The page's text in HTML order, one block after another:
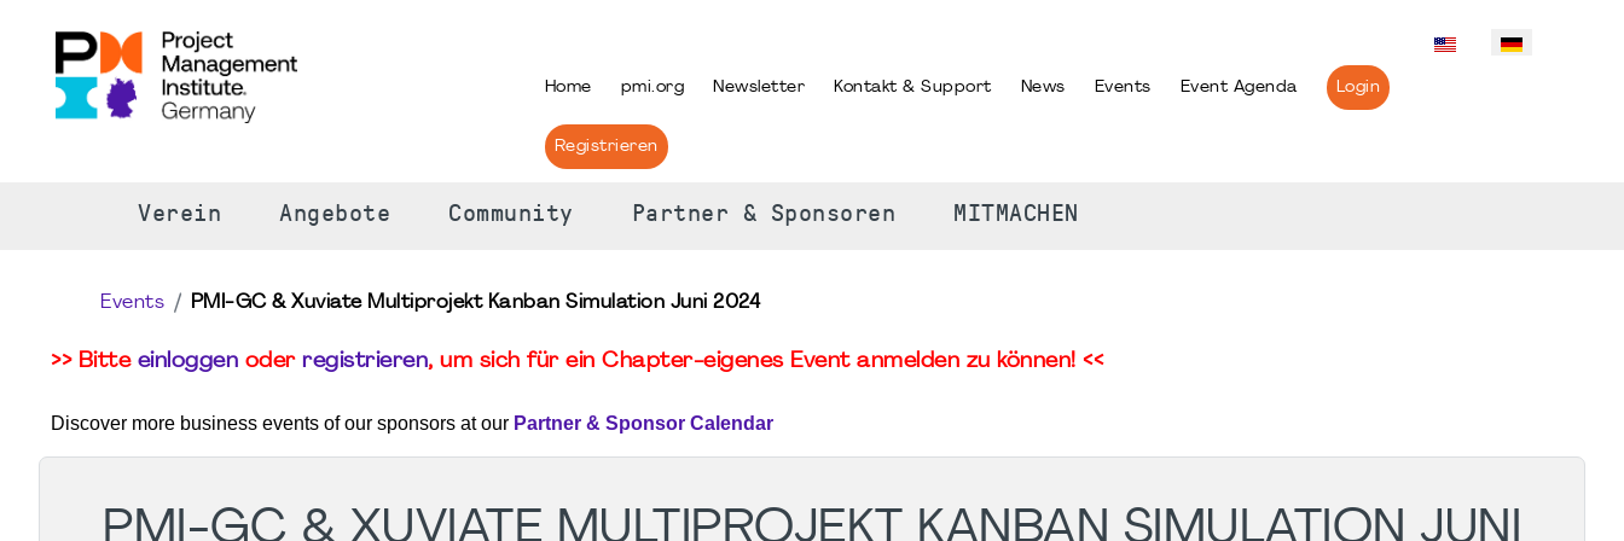
Home pmi.org Newsletter Kontakt & Support News Events Event Agenda Login
Registrieren
Verein Angebote Community Partner & Sponsoren MITMACHEN
Events PMI-GC & Xuviate Multiprojekt Kanban Simulation Juni 2024
>> Bitte einloggen oder registrieren, um sich für ein Chapter-eigenes Event anmelden zu können! <<
Discover more business events of our sponsors at our Partner & Sponsor Calendar
PMI-GC & XUVIATE MULTIPROJEKT KANBAN SIMULATION JUNI